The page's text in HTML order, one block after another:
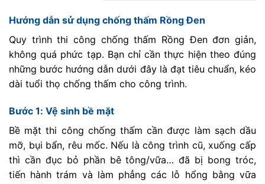
Hướng dẫn sử dụng chống thấm Rồng Đen
Quy trình thi công chống thấm Rồng Đen đơn giản,
không quá phức tạp. Bạn chỉ cần thực hiện theo đúng
những bước hướng dẫn dưới đây là đạt tiêu chuẩn, kéo
dài tuổi thọ chống thấm cho công trình.
Bước 1: Vệ sinh bề mặt
Bề mặt thi công chống thấm cần được làm sạch dầu
mỡ, bụi bẩn, rêu mốc. Nếu là công trình cũ, xuống cấp
thì cần đục bỏ phần bê tông/vữa… đã bị bong tróc,
tiến hành trám và làm phẳng các lỗ hổng bằng vữa